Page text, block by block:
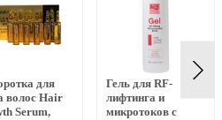
для
волос Hair
Serum,
Гель для RF-
лифтинга и
микротоков с